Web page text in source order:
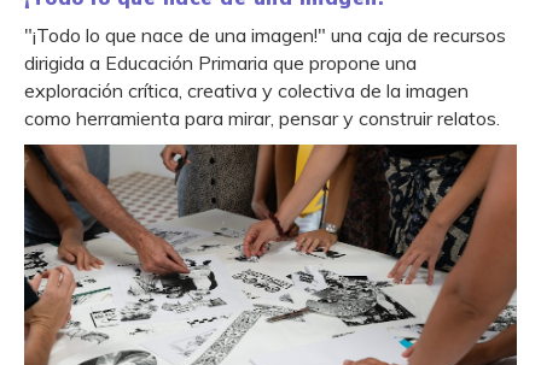
"¡Todo lo que nace de una imagen!" una caja de recursos
dirigida a Educación Primaria que propone una
exploración crítica, creativa y colectiva de la imagen
como herramienta para mirar, pensar y construir relatos.